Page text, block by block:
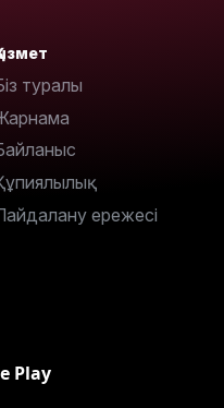
туралы
ережесі
Play